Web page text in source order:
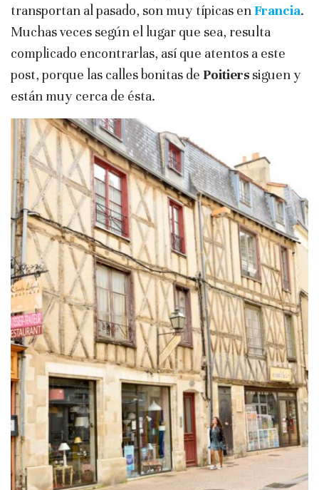
transportan al pasado, son muy típicas en Francia.
Muchas veces según el lugar que sea, resulta
complicado encontrarlas, así que atentos a este
post, porque las calles bonitas de Poitiers siguen y
están muy cerca de ésta.